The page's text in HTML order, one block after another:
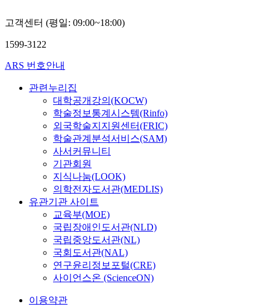
고객센터 (평일: 09:00~18:00)
1599-3122
ARS 번호안내
관련누리집
대학공개강의(KOCW)
학술정보통계시스템(Rinfo)
외국학술지지원센터(FRIC)
학술관계분석서비스(SAM)
사서커뮤니티
기관회원
지식나눔(LOOK)
의학전자도서관(MEDLIS)
유관기관 사이트
교육부(MOE)
국립장애인도서관(NLD)
국립중앙도서관(NL)
국회도서관(NAL)
연구윤리정보포털(CRE)
사이언스온 (ScienceON)
이용약관